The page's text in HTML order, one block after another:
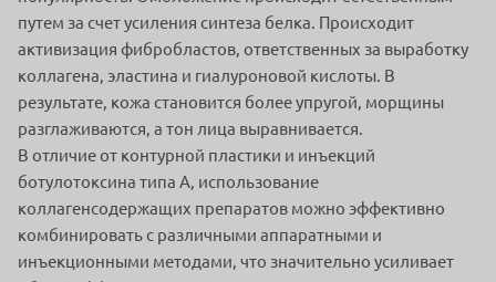
путем за счет усиления синтеза белка. Происходит
активизация фибробластов, ответственных за выработку
коллагена, эластина и гиалуроновой кислоты. В
результате, кожа становится более упругой, морщины
разглаживаются, а тон лица выравнивается.
В отличие от контурной пластики и инъекций
ботулотоксина типа А, использование
коллагенсодержащих препаратов можно эффективно
комбинировать с различными аппаратными и
инъекционными методами, что значительно усиливает